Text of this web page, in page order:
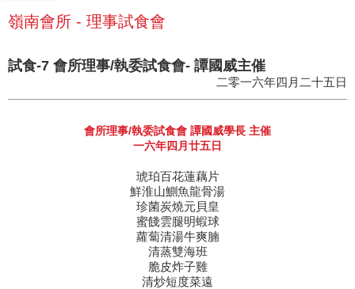
嶺南會所 - 理事試食會
試食-7 會所理事/執委試食會- 譚國威主催
二零一六年四月二十五日
會所理事/執委試食會 譚國威學長 主催
一六年四月廿五日
琥珀百花蓮藕片
鮮淮山鰂魚龍骨湯
珍菌炭燒元貝皇
蜜餞雲腿明蝦球
蘿蔔清湯牛爽腩
清蒸雙海班
脆皮炸子雞
清炒短度菜遠